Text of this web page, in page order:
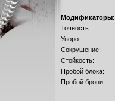
Модификаторы:
Точность:
Уворот:
Сокрушение:
Стойкость:
Пробой блока:
Пробой брони: